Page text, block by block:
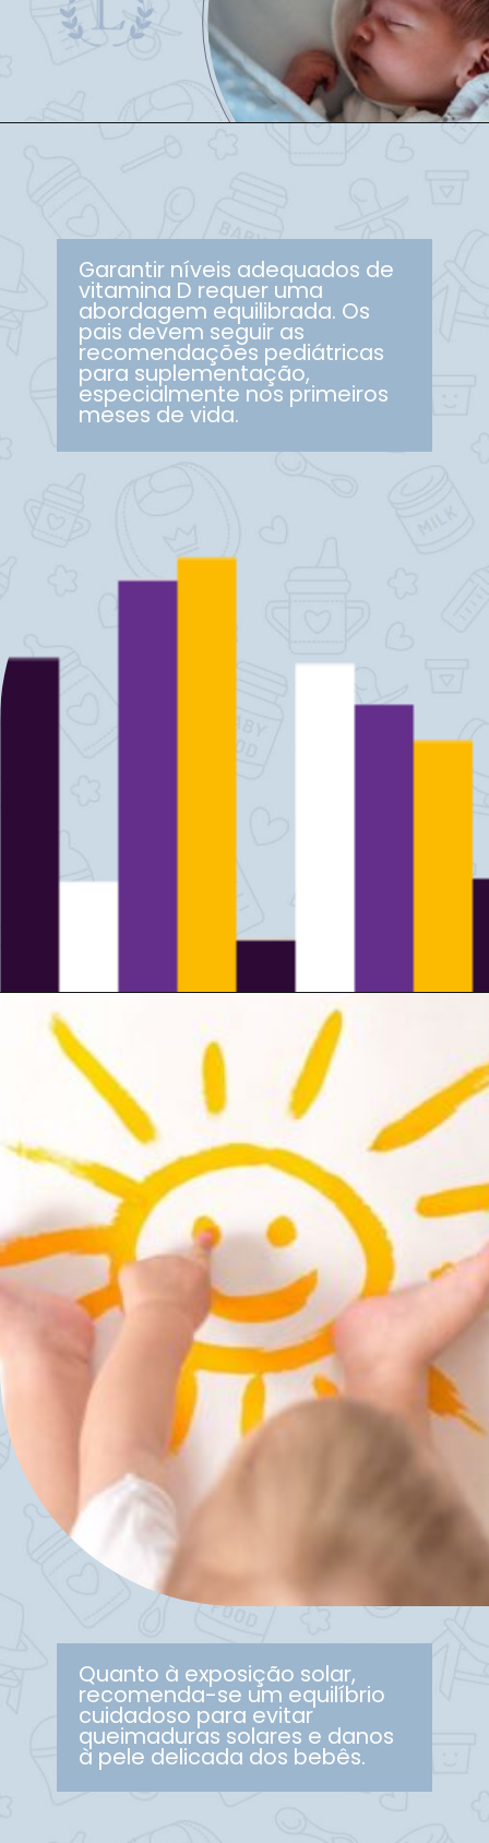
Garantir níveis adequados de
vitamina D requer uma
abordagem equilibrada. Os
pais devem seguir as
recomendações pediátricas
para suplementação,
especialmente nos primeiros
meses de vida.
Quanto à exposição solar,
recomenda-se um equilíbrio
cuidadoso para evitar
queimaduras solares e danos
à pele delicada dos bebês.